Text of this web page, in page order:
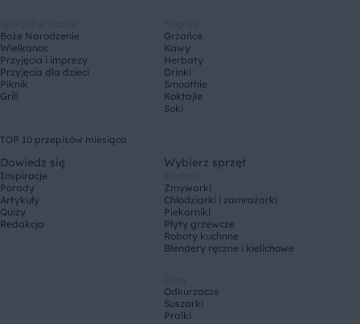
Boże Narodzenie
Wielkanoc
Przyjęcia i imprezy
Przyjęcia dla dzieci
Piknik
Grill
Grzańce
Kawy
Herbaty
Drinki
Smoothie
Koktajle
Soki
TOP 10 przepisów miesiąca
Dowiedz się
Inspiracje
Porady
Artykuły
Quizy
Redakcja
Wybierz sprzęt
Zmywarki
Chłodziarki i zamrażarki
Piekarniki
Płyty grzewcze
Roboty kuchnne
Blendery ręczne i kielichowe
Odkurzacze
Suszarki
Pralki